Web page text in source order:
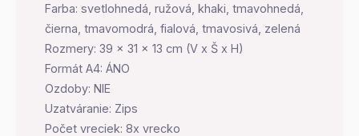
Farba: svetlohnedá, ružová, khaki, tmavohnedá,
čierna, tmavomodrá, fialová, tmavosivá, zelená
Rozmery: 39 x 31 x 13 cm (V x Š x H)
Formát A4: ÁNO
Ozdoby: NIE
Uzatváranie: Zips
Počet vreciek: 8x vrecko